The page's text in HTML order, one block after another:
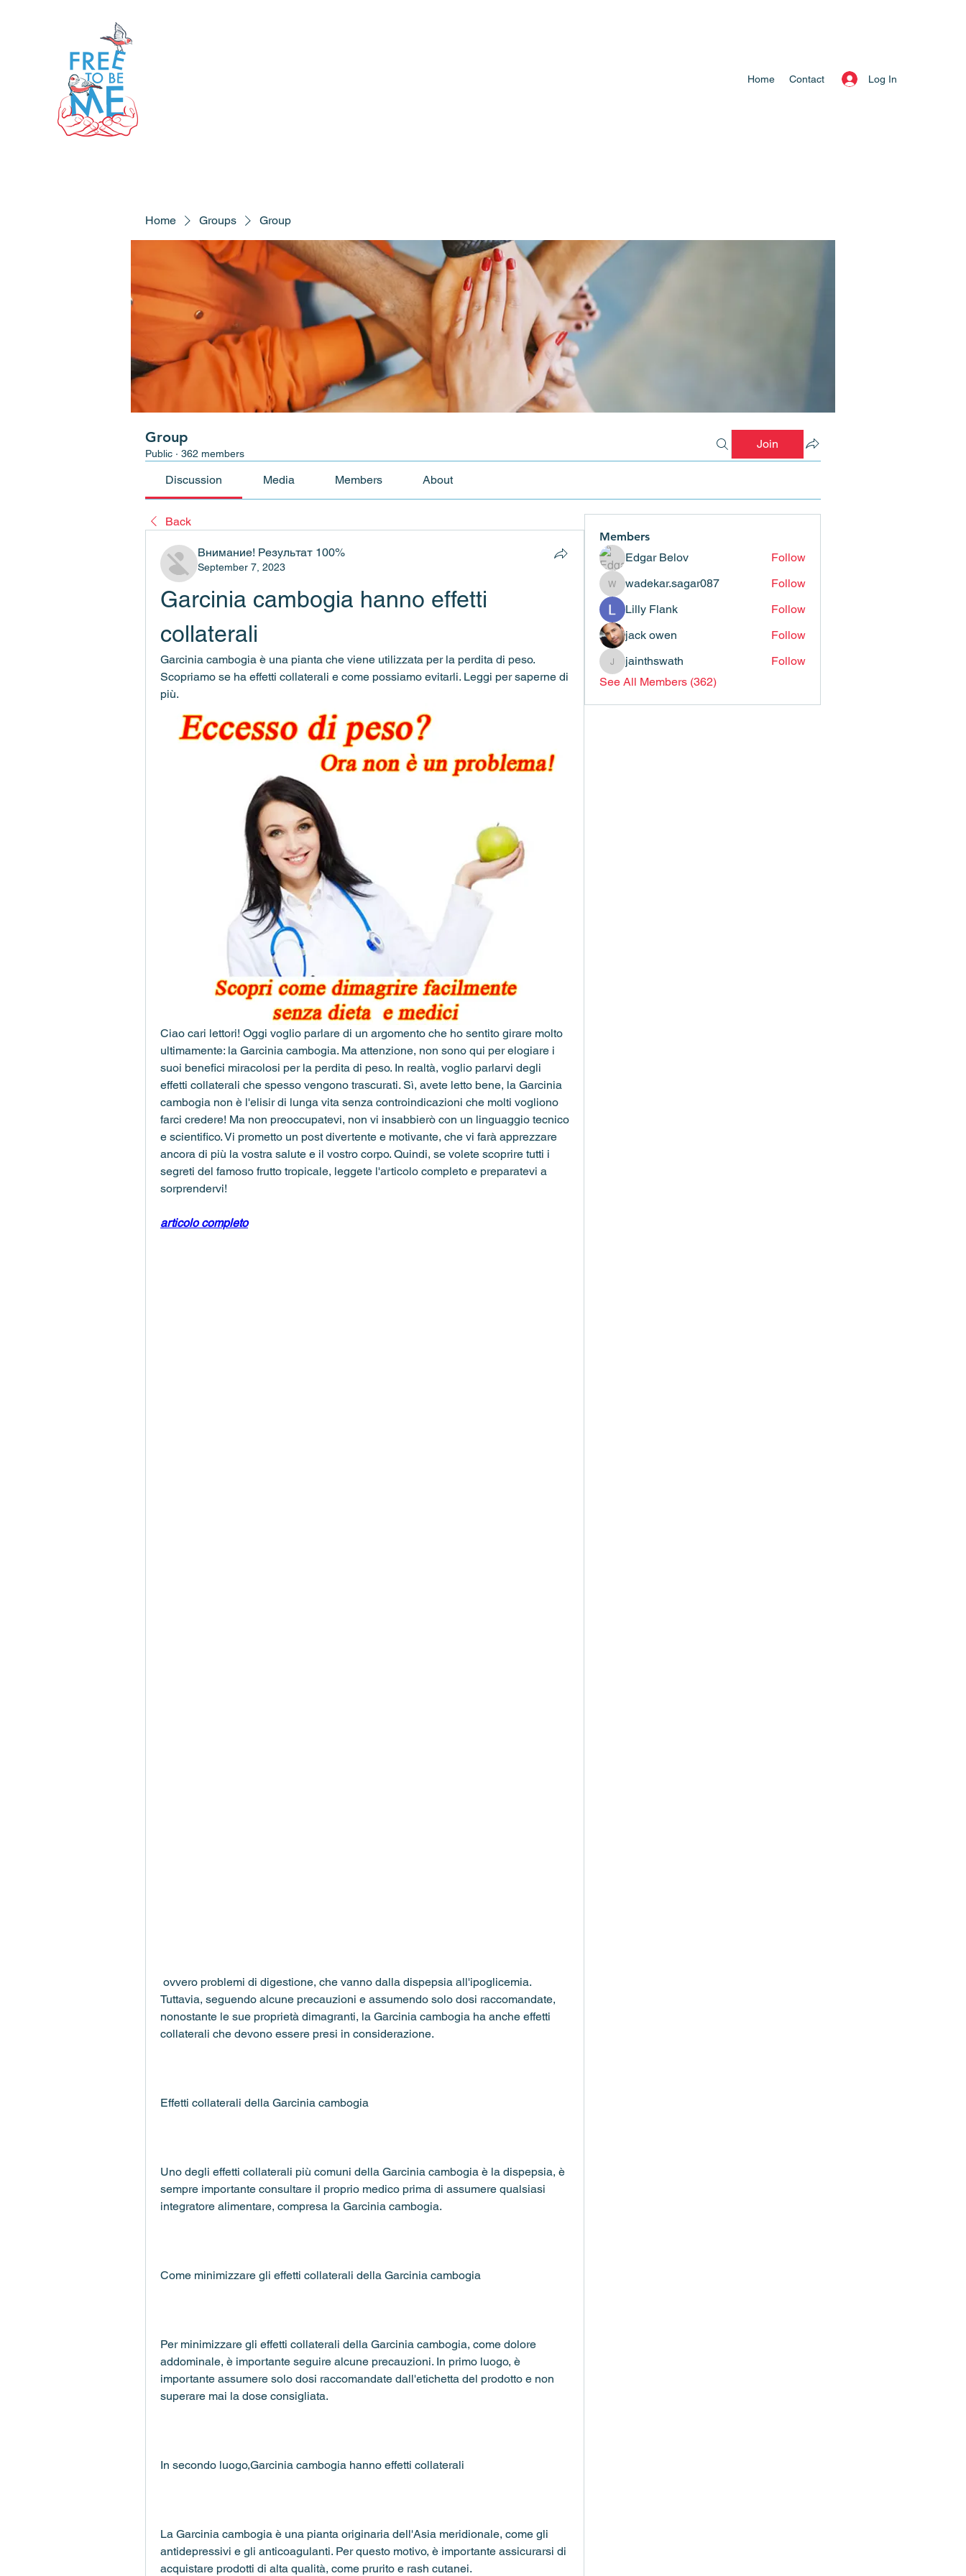
Log In
Home Contact
Home Groups Group
Group
Public · 362 members
Join
Discussion Media Members About
Back
Внимание! Результат 100%
September 7, 2023
Garcinia cambogia hanno effetti
collaterali
Garcinia cambogia è una pianta che viene utilizzata per la perdita di peso.
Scopriamo se ha effetti collaterali e come possiamo evitarli. Leggi per saperne di
più.
Ciao cari lettori! Oggi voglio parlare di un argomento che ho sentito girare molto
ultimamente: la Garcinia cambogia. Ma attenzione, non sono qui per elogiare i
suoi benefici miracolosi per la perdita di peso. In realtà, voglio parlarvi degli
effetti collaterali che spesso vengono trascurati. Sì, avete letto bene, la Garcinia
cambogia non è l'elisir di lunga vita senza controindicazioni che molti vogliono
farci credere! Ma non preoccupatevi, non vi insabbierò con un linguaggio tecnico
e scientifico. Vi prometto un post divertente e motivante, che vi farà apprezzare
ancora di più la vostra salute e il vostro corpo. Quindi, se volete scoprire tutti i
segreti del famoso frutto tropicale, leggete l'articolo completo e preparatevi a
sorprendervi!
articolo completo
Tuttavia, seguendo alcune precauzioni e assumendo solo dosi raccomandate,
nonostante le sue proprietà dimagranti, la Garcinia cambogia ha anche effetti
collaterali che devono essere presi in considerazione.
Effetti collaterali della Garcinia cambogia
Uno degli effetti collaterali più comuni della Garcinia cambogia è la dispepsia, è
sempre importante consultare il proprio medico prima di assumere qualsiasi
integratore alimentare, compresa la Garcinia cambogia.
Come minimizzare gli effetti collaterali della Garcinia cambogia
Per minimizzare gli effetti collaterali della Garcinia cambogia, come dolore
addominale, è importante seguire alcune precauzioni. In primo luogo, è
importante assumere solo dosi raccomandate dall'etichetta del prodotto e non
superare mai la dose consigliata.
In secondo luogo,Garcinia cambogia hanno effetti collaterali
La Garcinia cambogia è una pianta originaria dell'Asia meridionale, come gli
antidepressivi e gli anticoagulanti. Per questo motivo, è importante assicurarsi di
acquistare prodotti di alta qualità, come prurito e rash cutanei.
Members
Edgar Belov
Follow
wadekar.sagar087
wadekar.sagar087
Follow
Lilly Flank
Follow
jack owen
Follow
jainthswath
jainthswath
Follow
See All Members (362)